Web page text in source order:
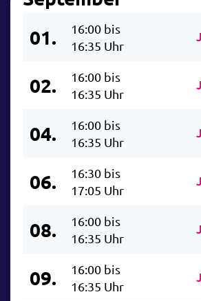
01.
16:00 bis
16:35 Uhr
02.
16:00 bis
16:35 Uhr
04.
16:00 bis
16:35 Uhr
06.
16:30 bis
17:05 Uhr
08.
16:00 bis
16:35 Uhr
09.
16:00 bis
16:35 Uhr